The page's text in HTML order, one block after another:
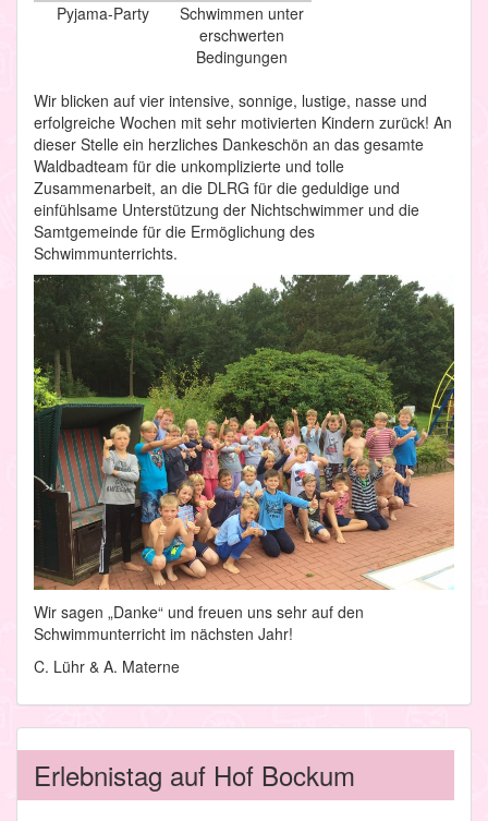
Pyjama-Party
Schwimmen unter
erschwerten
Bedingungen
Wir blicken auf vier intensive, sonnige, lustige, nasse und
erfolgreiche Wochen mit sehr motivierten Kindern zurück! An
dieser Stelle ein herzliches Dankeschön an das gesamte
Waldbadteam für die unkomplizierte und tolle
Zusammenarbeit, an die DLRG für die geduldige und
einfühlsame Unterstützung der Nichtschwimmer und die
Samtgemeinde für die Ermöglichung des
Schwimmunterrichts.
Wir sagen „Danke“ und freuen uns sehr auf den
Schwimmunterricht im nächsten Jahr!
C. Lühr & A. Materne
Erlebnistag auf Hof Bockum